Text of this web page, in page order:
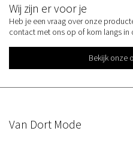
Wij zijn er voor je
Heb je een vraag over onze
contact met ons op of kom langs in
Bekijk onze
Van Dort Mode